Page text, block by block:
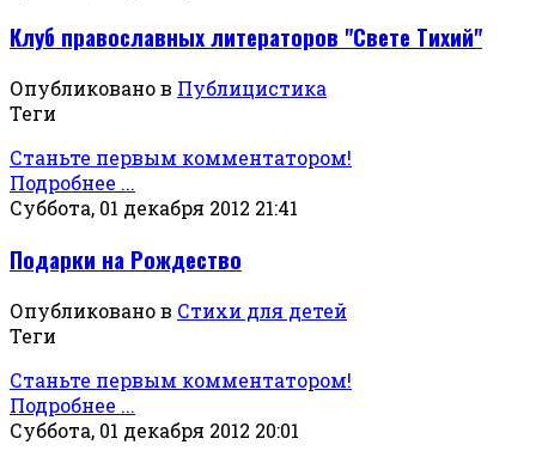
Клуб православных литераторов "Свете Тихий"
Опубликовано в Публицистика
Теги
Станьте первым комментатором!
Подробнее ...
Суббота, 01 декабря 2012 21:41
Подарки на Рождество
Опубликовано в Стихи для детей
Теги
Станьте первым комментатором!
Подробнее ...
Суббота, 01 декабря 2012 20:01